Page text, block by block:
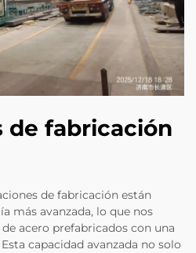
de fabricación
de fabricación están
más avanzada, lo que nos
acero prefabricados con una
capacidad avanzada no solo